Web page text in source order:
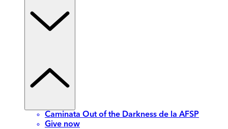
Caminata Out of the Darkness de la AFSP
Give now